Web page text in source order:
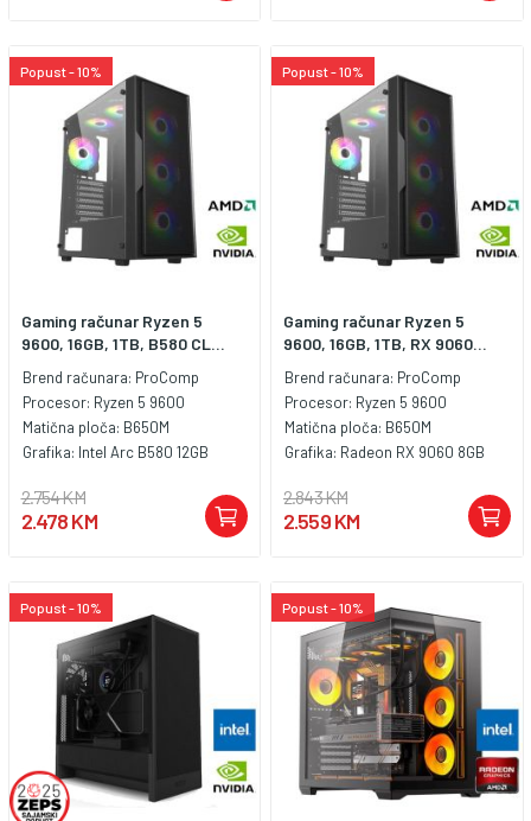
Popust - 10%
Gaming računar Ryzen 5
9600, 16GB, 1TB, B580 CL...
Brend računara: ProComp
Procesor: Ryzen 5 9600
Matična ploča: B650M
Grafika: Intel Arc B580 12GB
2.754 KM
2.478 KM
Popust - 10%
Gaming računar Ryzen 5
9600, 16GB, 1TB, RX 9060...
Brend računara: ProComp
Procesor: Ryzen 5 9600
Matična ploča: B650M
Grafika: Radeon RX 9060 8GB
2.843 KM
2.559 KM
Popust - 10% Popust - 10%